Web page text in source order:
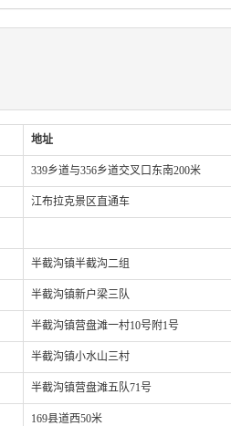
地址
339乡道与356乡道交叉口东南200米
江布拉克景区直通车
半截沟镇半截沟二组
半截沟镇新户梁三队
半截沟镇营盘滩一村10号附1号
半截沟镇小水山三村
半截沟镇营盘滩五队71号
169县道西50米